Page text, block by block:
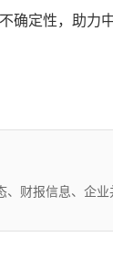
定性，助
财报信息、企业